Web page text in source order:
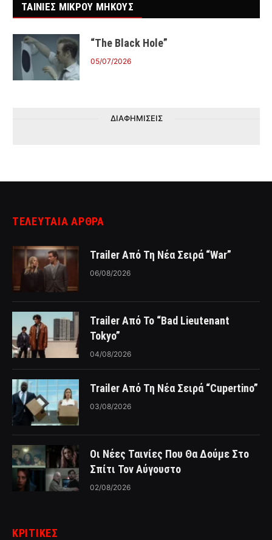
ΤΑΙΝΙΕΣ ΜΙΚΡΟΥ ΜΗΚΟΥΣ
“The Black Hole”
05/07/2026
ΔΙΑΦΗΜΙΣΕΙΣ
ΤΕΛΕΥΤΑΙΑ ΑΡΘΡΑ
Trailer Από Τη Νέα Σειρά “War”
06/08/2026
Trailer Από Το “Bad Lieutenant
Tokyo”
04/08/2026
Trailer Από Τη Νέα Σειρά “Cupertino”
03/08/2026
Οι Νέες Ταινίες Που Θα Δούμε Στο
Σπίτι Τον Αύγουστο
02/08/2026
ΚΡΙΤΙΚΈΣ